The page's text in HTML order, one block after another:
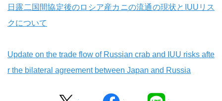
日露二国間協定後のロシア産カニの流通の現状とIUUリス
クについて
Update on the trade flow of Russian crab and IUU risks afte
r the bilateral agreement between Japan and Russia
facebook